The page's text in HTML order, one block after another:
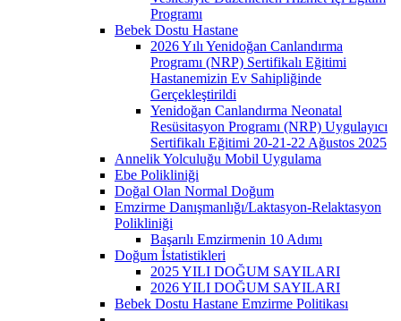
Programı
Bebek Dostu Hastane
2026 Yılı Yenidoğan Canlandırma
Programı (NRP) Sertifikalı Eğitimi
Hastanemizin Ev Sahipliğinde
Gerçekleştirildi
Yenidoğan Canlandırma Neonatal
Resüsitasyon Programı (NRP) Uygulayıcı
Sertifikalı Eğitimi 20-21-22 Ağustos 2025
Annelik Yolculuğu Mobil Uygulama
Ebe Polikliniği
Doğal Olan Normal Doğum
Emzirme Danışmanlığı/Laktasyon-Relaktasyon
Polikliniği
Başarılı Emzirmenin 10 Adımı
Doğum İstatistikleri
2025 YILI DOĞUM SAYILARI
2026 YILI DOĞUM SAYILARI
Bebek Dostu Hastane Emzirme Politikası